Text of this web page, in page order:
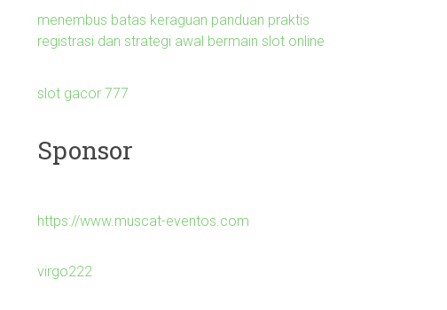
menembus batas keraguan panduan praktis
registrasi dan strategi awal bermain slot online
slot gacor 777
Sponsor
https://www.muscat-eventos.com
virgo222